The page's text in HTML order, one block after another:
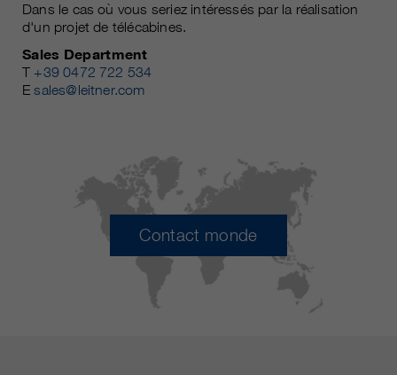
Dans le cas où vous seriez intéressés par la réalisation
d'un projet de télécabines.
Sales Department
T +39 0472 722 534
Esales@leitner.com
Contact monde